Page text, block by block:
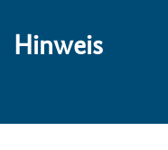
Hin­weis